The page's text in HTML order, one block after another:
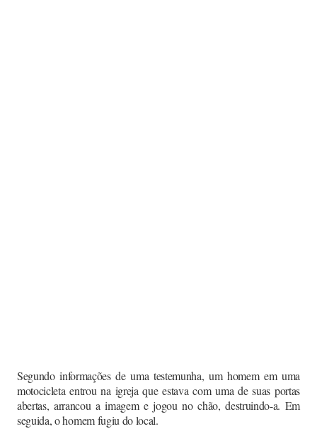
Segundo informações de uma testemunha, um homem em uma
motocicleta entrou na igreja que estava com uma de suas portas
abertas, arrancou a imagem e jogou no chão, destruindo-a. Em
seguida, o homem fugiu do local.